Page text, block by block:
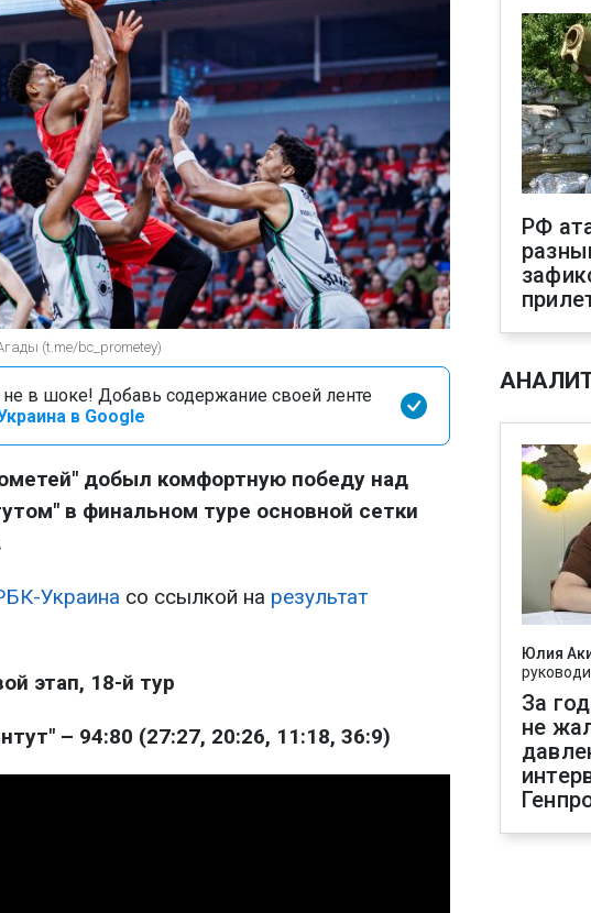
(t.me/bc_prometey)
не в шоке! Добавь содержание своей ленте
в Google
добыл комфортную победу над
в финальном туре основной сетки
Украина со ссылкой на результат
этап, 18-й тур
– 94:80 (27:27, 20:26, 11:18, 36:9)
РФ
Юлия
За
не